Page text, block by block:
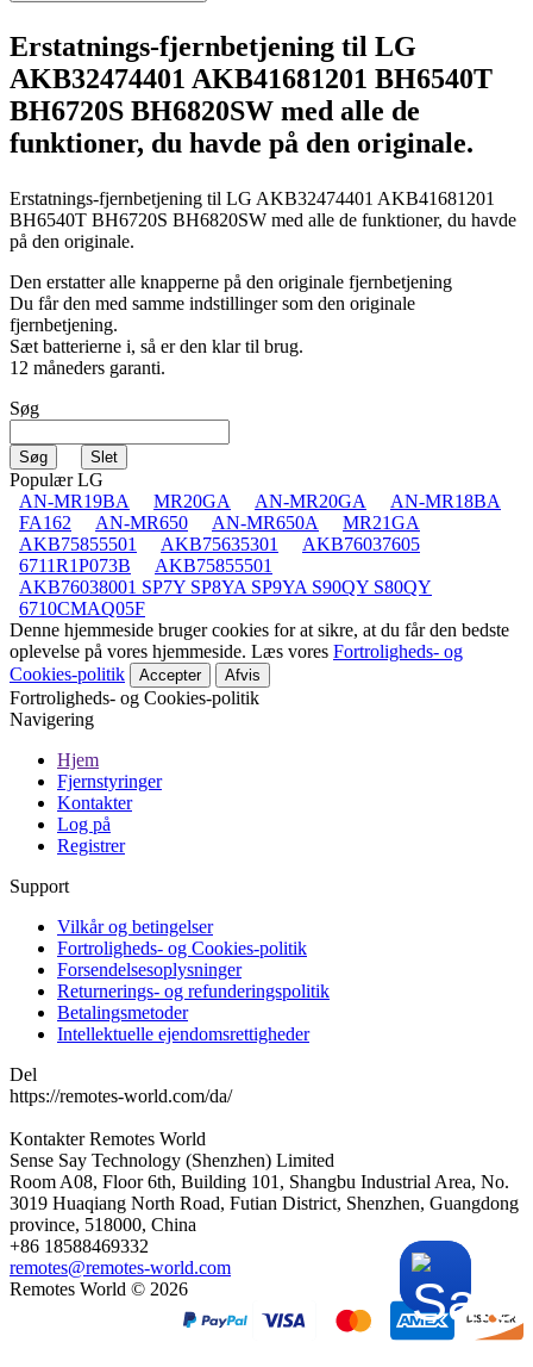
Erstatnings-fjernbetjening til LG
AKB32474401 AKB41681201 BH6540T
BH6720S BH6820SW med alle de
funktioner, du havde på den originale.
Erstatnings-fjernbetjening til LG AKB32474401 AKB41681201
BH6540T BH6720S BH6820SW med alle de funktioner, du havde
på den originale.
Den erstatter alle knapperne på den originale fjernbetjening
Du får den med samme indstillinger som den originale
fjernbetjening.
Sæt batterierne i, så er den klar til brug.
12 måneders garanti.
Søg
Populær LG
AN-MR19BA
MR20GA AN-MR20GA
AN-MR18BA
FA162
AN-MR650 AN-MR650A
MR21GA
AKB75855501
AKB75635301
AKB76037605
6711R1P073B
AKB75855501
AKB76038001 SP7Y SP8YA SP9YA S90QY S80QY
6710CMAQ05F
Denne hjemmeside bruger cookies for at sikre, at du får den bedste
oplevelse på vores hjemmeside. Læs vores Fortroligheds- og
Cookies-politik
Accepter Afvis
Fortroligheds- og Cookies-politik
Navigering
Hjem
Fjernstyringer
Kontakter
Log på
Registrer
Support
Vilkår og betingelser
Fortroligheds- og Cookies-politik
Forsendelsesoplysninger
Returnerings- og refunderingspolitik
Betalingsmetoder
Intellektuelle ejendomsrettigheder
Del
https://remotes-world.com/da/
Kontakter Remotes World
Sense Say Technology (Shenzhen) Limited
Room A08, Floor 6th, Building 101, Shangbu Industrial Area, No.
3019 Huaqiang North Road, Futian District, Shenzhen, Guangdong
province, 518000, China
+86 18588469332
remotes@remotes-world.com
Remotes World © 2026